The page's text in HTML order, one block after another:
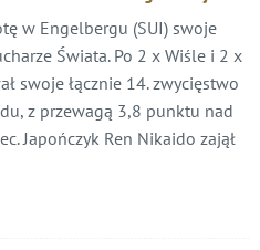
w Engelbergu (SUI) swoje
Świata. Po 2 x Wiśle i 2 x
swoje łącznie 14. zwycięstwo
z przewagą 3,8 punktu nad
Japończyk Ren Nikaido zajął